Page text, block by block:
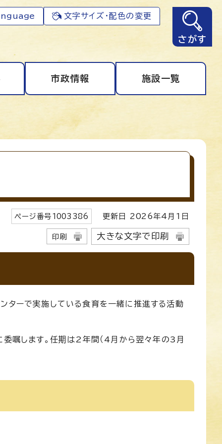
文字サイズ・配色の変更
さがす
市政情報 施設一覧
ページ番号 1003386 更新日 2026年4月1日
印刷 大きな文字で印刷
ターで実施している食育を一緒に推進する活動
嘱します。任期は2年間（4月から翌々年の3月